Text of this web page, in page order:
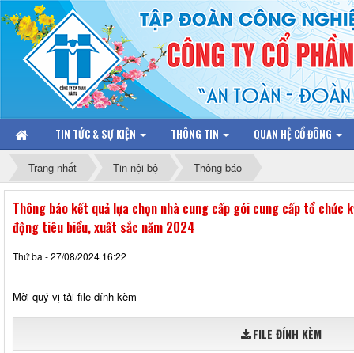
TIN TỨC & SỰ KIỆN THÔNG TIN QUAN HỆ CỔ ĐÔNG
Trang nhất Tin nội bộ Thông báo
Thông báo kết quả lựa chọn nhà cung cấp gói cung cấp tổ chức
động tiêu biểu, xuất sắc năm 2024
Thứ ba - 27/08/2024 16:22
Mời quý vị tải file đính kèm
FILE ĐÍNH KÈM